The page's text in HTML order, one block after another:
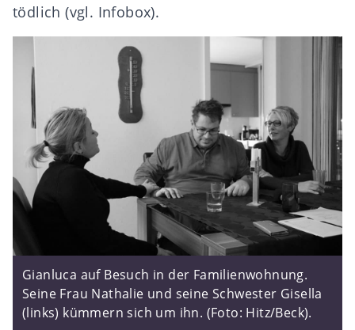
tödlich (vgl. Infobox).
Gianluca auf Besuch in der Familienwohnung.
Seine Frau Nathalie und seine Schwester Gisella
(links) kümmern sich um ihn. (Foto: Hitz/Beck).